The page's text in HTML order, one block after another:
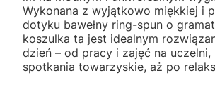
Wykonana z wyjątkowo miękkiej i
dotyku bawełny ring-spun o
koszulka ta jest idealnym
dzień – od pracy i zajęć na uczelni,
spotkania towarzyskie, aż po